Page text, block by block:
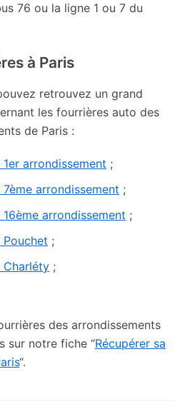
76 ou la ligne 1 ou 7 du
à Paris
retrouvez un grand
les fourrières auto des
de Paris :
arrondissement ;
arrondissement ;
arrondissement ;
;
Charléty ;
des arrondissements
sur notre fiche “Récupérer sa
“.